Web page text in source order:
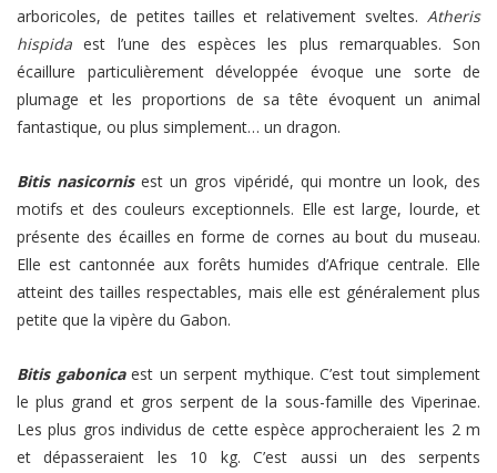
arboricoles, de petites tailles et relativement sveltes. Atheris
hispida est l’une des espèces les plus remarquables. Son
écaillure particulièrement développée évoque une sorte de
plumage et les proportions de sa tête évoquent un animal
fantastique, ou plus simplement… un dragon.
Bitis nasicornisest un gros vipéridé, qui montre un look, des
motifs et des couleurs exceptionnels. Elle est large, lourde, et
présente des écailles en forme de cornes au bout du museau.
Elle est cantonnée aux forêts humides d’Afrique centrale. Elle
atteint des tailles respectables, mais elle est généralement plus
petite que la vipère du Gabon.
Bitis gabonicaest un serpent mythique. C’est tout simplement
le plus grand et gros serpent de la sous-famille des Viperinae.
Les plus gros individus de cette espèce approcheraient les 2 m
et dépasseraient les 10 kg. C’est aussi un des serpents